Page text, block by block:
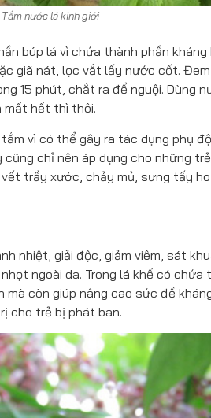
Tắm nước lá kinh giới
búp lá vì chứa thành phần kháng
giã nát, lọc vắt lấy nước cốt.
15 phút, chắt ra để nguội. Dùng
mất hết thì thôi.
vì có thể gây ra tác dụng phụ
cũng chỉ nên áp dụng cho những
trầy xước, chảy mủ, sưng tấy
nhiệt, giải độc, giảm viêm, sát
ngoài da. Trong lá khế có chứa
còn giúp nâng cao sức đề
cho trẻ bị phát ban.